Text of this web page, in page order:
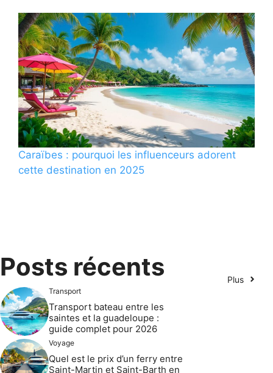
Caraïbes : pourquoi les influenceurs adorent
cette destination en 2025
Posts récents Plus
Transport
Transport bateau entre les
saintes et la guadeloupe :
guide complet pour 2026
Voyage
Quel est le prix d’un ferry entre
Saint-Martin et Saint-Barth en